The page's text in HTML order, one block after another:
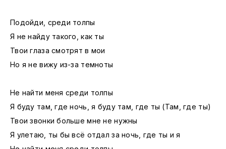
Подойди, среди толпы
Я не найду такого, как ты
Твои глаза смотрят в мои
Но я не вижу из-за темноты
Не найти меня среди толпы
Я буду там, где ночь, я буду там, где ты (Там, где ты)
Твои звонки больше мне не нужны
Я улетаю, ты бы всё отдал за ночь, где ты и я